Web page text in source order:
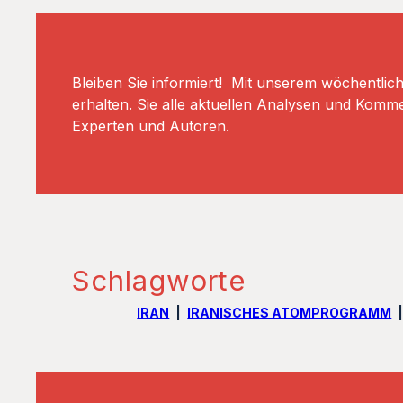
Bleiben Sie informiert! Mit unserem
erhalten. Sie alle aktuellen Analysen und
Experten und Autoren.
Schlagworte
IRAN IRANISCHES ATOMPROGRAMM